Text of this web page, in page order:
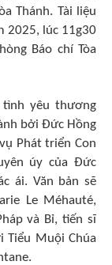
Thánh. Tài liệu
2025, lúc 11g30
Báo chí Tòa
tình yêu thương
bởi Đức Hồng
Phát triển Con
úy của Đức
ái. Văn bản sẽ
Le Méhauté,
và Bỉ, tiến sĩ
Tiểu Muội Chúa